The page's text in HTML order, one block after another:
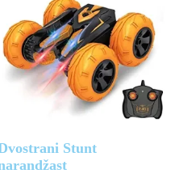
Stunt